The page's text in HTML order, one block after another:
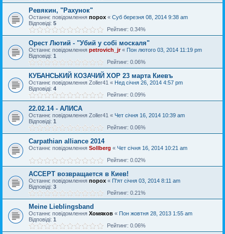
Ревякин, "Рахунок"
Останнє повідомлення порох « Суб березня 08, 2014 9:38 am
Відповіді: 5
Рейтинг: 0.34%
Орест Лютий - "Убий у собі москаля"
Останнє повідомлення petrovich_jr« Пон лютого 03, 2014 11:19 pm
Відповіді: 1
Рейтинг: 0.06%
КУБАНСЬКИЙ КОЗАЧИЙ ХОР 23 марта Киевъ
Останнє повідомлення Zoller41 « Нед січня 26, 2014 4:57 pm
Відповіді: 4
Рейтинг: 0.09%
22.02.14 - АЛИСА
Останнє повідомлення Zoller41 « Чет січня 16, 2014 10:39 am
Відповіді: 1
Рейтинг: 0.06%
Carpathian alliance 2014
Останнє повідомлення Sollberg « Чет січня 16, 2014 10:21 am
Рейтинг: 0.02%
ACCEPT возвращается в Киев!
Останнє повідомлення порох « П'ят січня 03, 2014 8:11 am
Відповіді: 3
Рейтинг: 0.21%
Meine Lieblingsband
Останнє повідомлення Хомяков « Пон жовтня 28, 2013 1:55 am
Відповіді: 1
Рейтинг: 0.06%